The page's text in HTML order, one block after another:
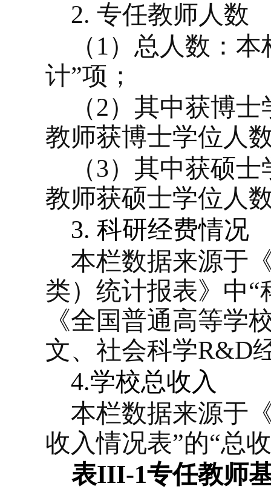
2.专任教师人数
（1）总人数：
计”项；
（2）其中获博
教师获博士学位人
（3）其中获硕
教师获硕士学位人
3.科研经费情况
本栏数据来源于
类）统计报表》中“
《全国普通高等学
文、社会科学R&D
4.学校总收入
本栏数据来源于
收入情况表”的“总
表III-1专任教师